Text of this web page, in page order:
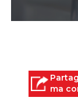
secondsVolume
ma